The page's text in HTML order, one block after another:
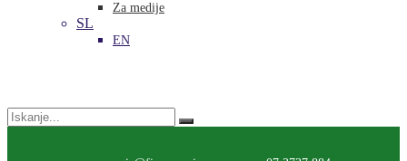
Za medije
SL
EN
Search
for: